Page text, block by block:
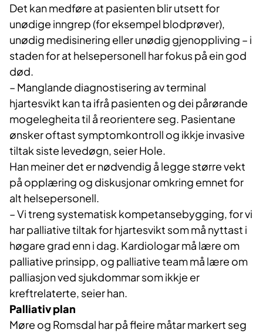
Det kan medføre at pasienten blir utsett for
unødige inngrep (for eksempel blodprøver),
unødig medisinering eller unødig gjenoppliving – i
staden for at helsepersonell har fokus på ein god
død.
– Manglande diagnostisering av terminal
hjartesvikt kan ta ifrå pasienten og dei pårørande
mogelegheita til å reorientere seg. Pasientane
ønsker oftast symptomkontroll og ikkje invasive
tiltak siste levedøgn, seier Hole.
Han meiner det er nødvendig å legge større vekt
på opplæring og diskusjonar omkring emnet for
alt helsepersonell.
– Vi treng systematisk kompetansebygging, for vi
har palliative tiltak for hjartesvikt som må nyttast i
høgare grad enn i dag. Kardiologar må lære om
palliative prinsipp, og palliative team må lære om
palliasjon ved sjukdommar som ikkje er
kreftrelaterte, seier han.
Palliativ plan
Møre og Romsdal har på fleire måtar markert seg